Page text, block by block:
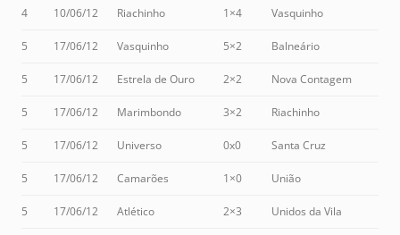
4 10/06/12 Riachinho 1×4 Vasquinho
5 17/06/12 Vasquinho 5×2 Balneário
5 17/06/12 Estrela de Ouro 2×2 Nova Contagem
5 17/06/12 Marimbondo 3×2 Riachinho
5 17/06/12 Universo 0x0 Santa Cruz
5 17/06/12 Camarões 1×0 União
5 17/06/12 Atlético 2×3 Unidos da Vila